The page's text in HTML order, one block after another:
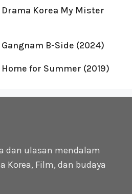
Korea My Mister
B-Side (2024)
for Summer (2019)
dan ulasan mendalam
Korea, Film, dan budaya